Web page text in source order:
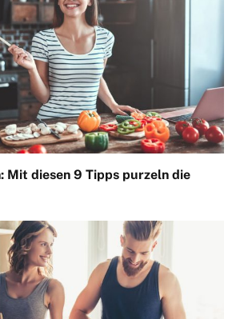
Mit diesen 9 Tipps purzeln die